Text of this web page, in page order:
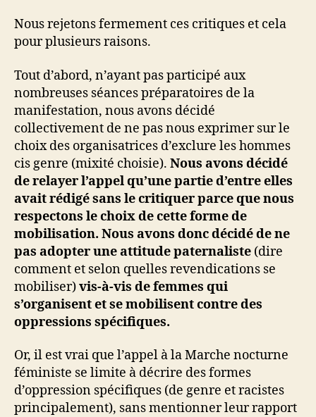
Nous rejetons fermement ces critiques et cela
pour plusieurs raisons.
Tout d’abord, n’ayant pas participé aux
nombreuses séances préparatoires de la
manifestation, nous avons décidé
collectivement de ne pas nous exprimer sur le
choix des organisatrices d’exclure les hommes
cis genre (mixité choisie). Nous avons décidé
de relayer l’appel qu’une partie d’entre elles
avait rédigé sans le critiquer parce que nous
respectons le choix de cette forme de
mobilisation. Nous avons donc décidé de ne
pas adopter une attitude paternaliste (dire
comment et selon quelles revendications se
mobiliser)vis-à-vis de femmes qui
s’organisent et se mobilisent contre des
oppressions spécifiques.
Or, il est vrai que l’appel à la Marche nocturne
féministe se limite à décrire des formes
d’oppression spécifiques (de genre et racistes
principalement), sans mentionner leur rapport